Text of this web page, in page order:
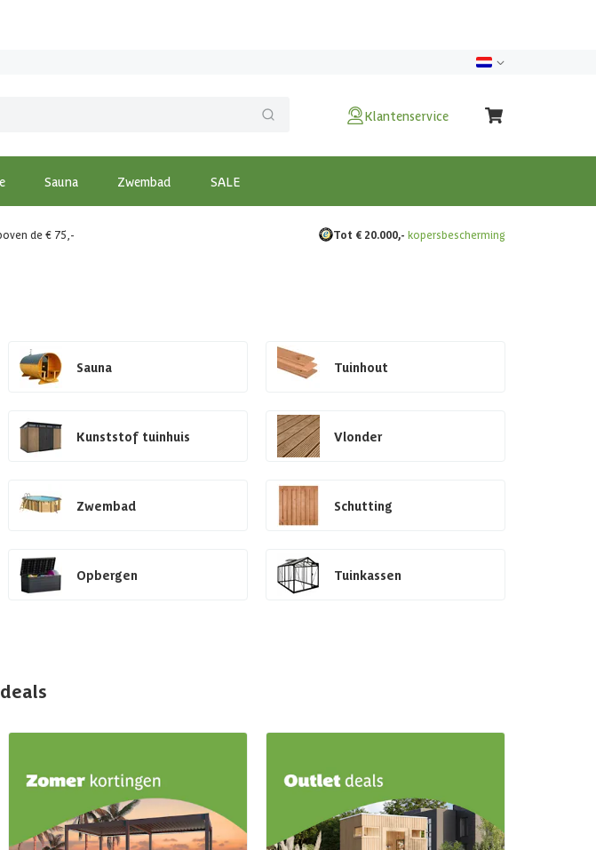
Klantenservice
Sauna Zwembad SALE
de € 75,- Tot € 20.000,- kopersbescherming
Sauna Tuinhout
Kunststof tuinhuis Vlonder
Zwembad Schutting
Opbergen Tuinkassen